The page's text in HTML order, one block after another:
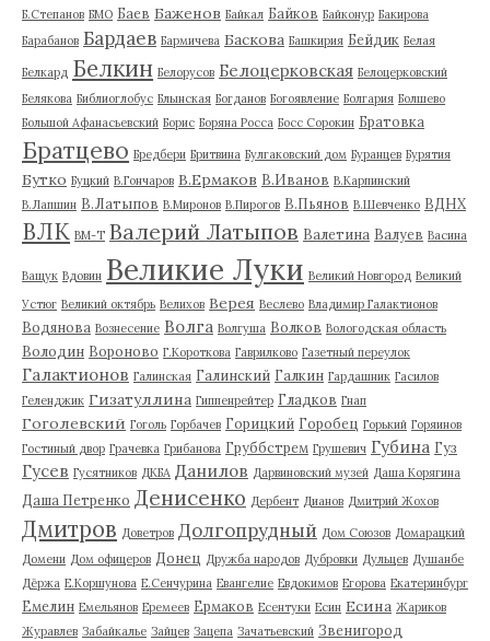
Б.Степанов БМО Баев Баженов Байкал Байков Байконур Бакирова
Барабанов Бардаев Бармичева Баскова Башкирия Бейдик Белая
Белкард Белкин Белорусов Белоцерковская Белоцерковский
Белякова Библиоглобус Блынская Богданов Богоявление Болгария Болшево
Большой Афанасьевский Борис Боряна Росса Босс Сорокин Братовка
Братцево Бредбери Бритвина Булгаковский дом Буранцев Бурятия
Бутко Буцкий В.Гончаров В.Ермаков В.Иванов В.Карпинский
В.Лапшин В.Латыпов В.Миронов В.Пирогов В.Пьянов В.Шевченко ВДНХ
ВЛК ВМ-Т Валерий Латыпов Валетина Валуев Васина
Ващук Вдовин Великие Луки Великий Новгород Великий
Устюг Великий октябрь Велихов Верея Веслево Владимир Галактионов
Водянова Вознесение Волга Волгуша Волков Вологодская область
Володин Вороново Г.Короткова Гаврилково Газетный переулок
Галактионов Галинская Галинский Галкин Гардашник Гасилов
Геленджик Гизатуллина Гиппенрейтер Гладков Гнап
Гоголевский Гоголь Горбачев Горицкий Горобец Горький Горяинов
Гостиный двор Грачевка Грибанова Груббстрем Грушевич Губина Гуз
Гусев Гусятников ДКБА Данилов Дарвиновский музей Даша Корягина
Даша Петренко Денисенко Дербент Дианов Дмитрий Жохов
Дмитров Доветров Долгопрудный Дом Союзов Домарацкий
Домени Дом офицеров Донец Дружба народов Дубровки Дульцев Душанбе
Дёржа Е.Коршунова Е.Сенчурина Евангелие Евдокимов Егорова Екатеринбург
Емелин Емельянов Еремеев Ермаков Есентуки Есин Есина Жариков
Журавлев Забайкалье Зайцев Зацепа Зачатьевский Звенигород